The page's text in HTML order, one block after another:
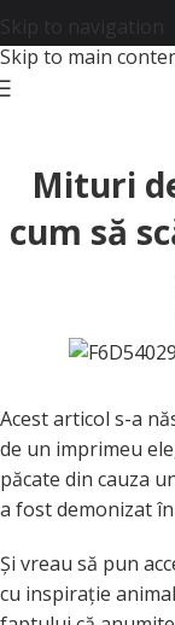
Skip to main
Mituri
cum să
Acest articol s-a
de un imprimeu
păcate din cauza
a fost demonizat
Și vreau să pun
cu inspirație